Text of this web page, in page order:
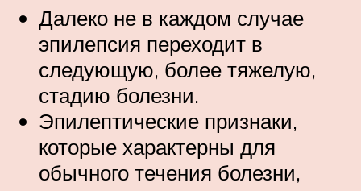
Далеко не в каждом случае
эпилепсия переходит в
следующую, более тяжелую,
стадию болезни.
Эпилептические признаки,
которые характерны для
обычного течения болезни,